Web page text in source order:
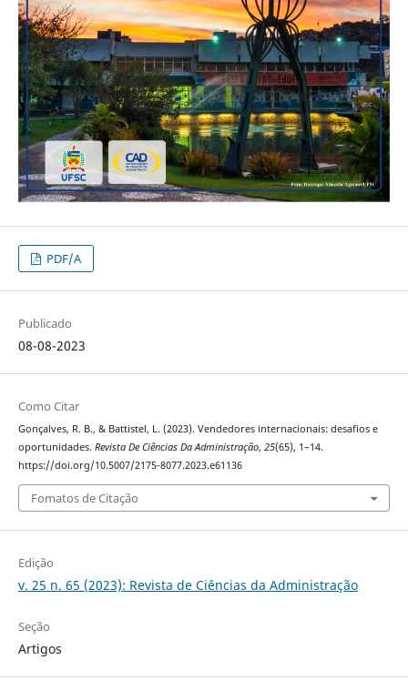
PDF/A
Publicado
08-08-2023
Como Citar
Gonçalves, R. B., & Battistel, L. (2023). Vendedores internacionais: desafios e
oportunidades. Revista De Ciências Da Administração, 25(65), 1–14.
https://doi.org/10.5007/2175-8077.2023.e61136
Fomatos de Citação
Edição
v. 25 n. 65 (2023): Revista de Ciências da Administração
Seção
Artigos